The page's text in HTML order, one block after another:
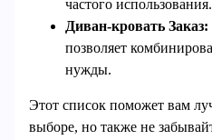
частого использования.
Диван-кровать Заказ:
позволяет
нужды.
Этот список поможет вам
выборе, но также не